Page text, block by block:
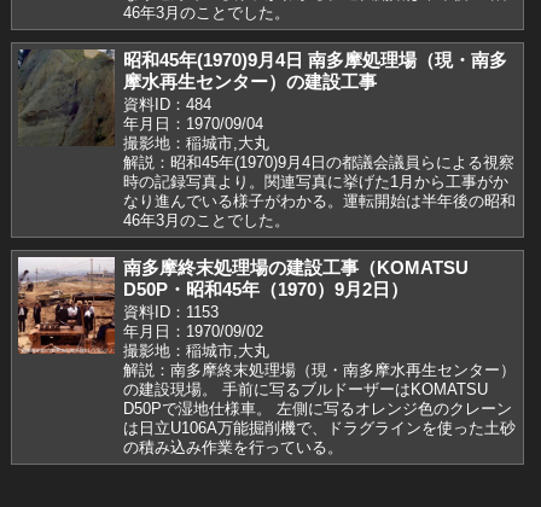
46年3月のことでした。
昭和45年(1970)9月4日 南多摩処理場（現・南多
摩水再生センター）の建設工事
資料ID：484
年月日：1970/09/04
撮影地：稲城市,大丸
解説：昭和45年(1970)9月4日の都議会議員らによる視察
時の記録写真より。関連写真に挙げた1月から工事がか
なり進んでいる様子がわかる。運転開始は半年後の昭和
46年3月のことでした。
南多摩終末処理場の建設工事（KOMATSU
D50P・昭和45年（1970）9月2日）
資料ID：1153
年月日：1970/09/02
撮影地：稲城市,大丸
解説：南多摩終末処理場（現・南多摩水再生センター）
の建設現場。 手前に写るブルドーザーはKOMATSU
D50Pで湿地仕様車。 左側に写るオレンジ色のクレーン
は日立U106A万能掘削機で、ドラグラインを使った土砂
の積み込み作業を行っている。